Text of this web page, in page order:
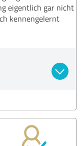
eigentlich gar nicht
kennengelernt